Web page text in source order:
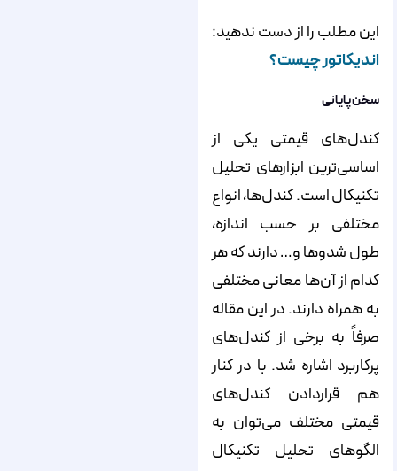
این مطلب را از دست ندهید:
اندیکاتور چیست؟
سخن پایانی
کندل‌‌‌‌‌های قیمتی یکی از
اساسی‌‌‌‌‌ترین ابزارهای تحلیل
تکنیکال است. کندل‌‌‌‌‌ها، انواع
مختلفی بر حسب اندازه،
طول شدوها و… دارند که هر
کدام از آن‌‌‌‌‌ها معانی مختلفی
به همراه دارند. در این مقاله
صرفاً به برخی از کندل‌‌‌‌‌های
پرکاربرد اشاره شد. با در کنار
هم قراردادن کندل‌‌‌‌‌های
قیمتی مختلف می‌‌‌‌‌توان به
الگوهای تحلیل تکنیکال